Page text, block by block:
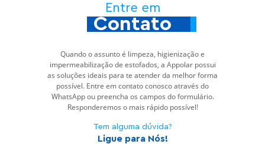
Entre em
Contato
Quando o assunto é limpeza, higienização e
impermeabilização de estofados, a Appolar possui
as soluções ideais para te atender da melhor forma
possível. Entre em contato conosco através do
WhatsApp ou preencha os campos do formulário.
Responderemos o mais rápido possível!
Tem alguma dúvida?
Ligue para Nós!